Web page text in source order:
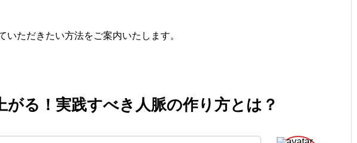
いただきたい方法をご案内いたします。
がる！実践すべき人脈の作り方とは？